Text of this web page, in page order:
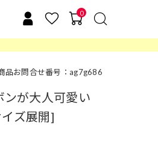
0
品お問合せ番号：ag7g686
が大人可愛い
ズ展開]